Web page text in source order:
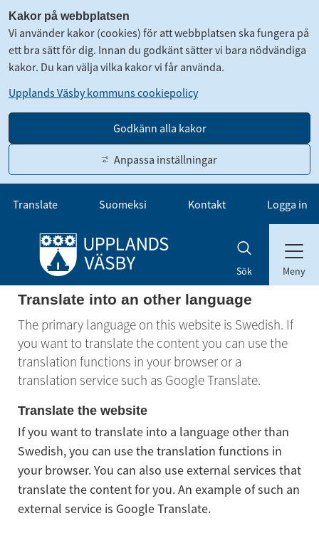
Kakor på webbplatsen
Vi använder kakor (cookies) för att webbplatsen ska fungera på
ett bra sätt för dig. Innan du godkänt sätter vi bara nödvändiga
kakor. Du kan välja vilka kakor vi får använda.
Upplands Väsby kommuns cookiepolicy
Godkänn alla kakor
Anpassa inställningar
Gå till innehåll
Translate Suomeksi Kontakt Logga in
Sök Meny
Translate into an other language
The primary language on this website is Swedish. If
you want to translate the content you can use the
translation functions in your browser or a
translation service such as Google Translate.
Translate the website
If you want to translate into a language other than
Swedish, you can use the translation functions in
your browser. You can also use external services that
translate the content for you. An example of such an
external service is Google Translate.